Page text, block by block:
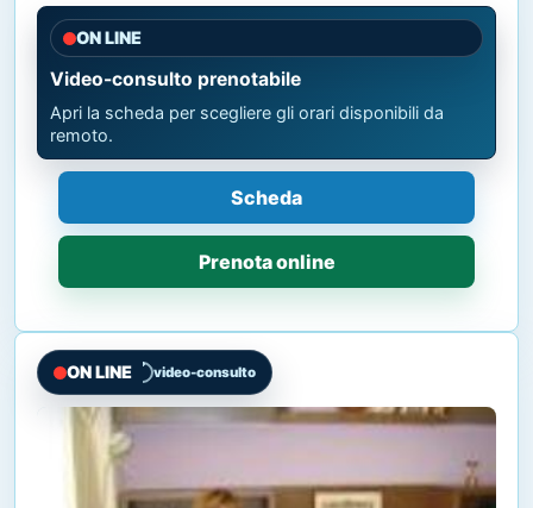
ON LINE
Video-consulto prenotabile
Apri la scheda per scegliere gli orari disponibili da
remoto.
Scheda
Prenota online
ON LINE video-consulto